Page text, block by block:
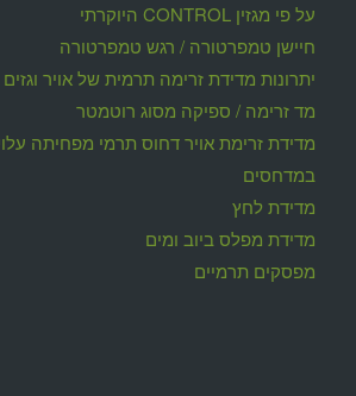
על פי מגזין CONTROL היוקרתי
חיישן טמפרטורה / רגש טמפרטורה
יתרונות מדידת זרימה תרמית של אויר וגזים
מד זרימה / ספיקה מסוג רוטמטר
מדידת זרימת אויר דחוס תרמי מפחיתה
במדחסים
מדידת לחץ
מדידת מפלס ביוב ומים
מפסקים תרמיים